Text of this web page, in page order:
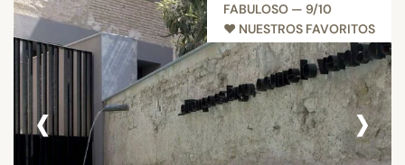
FABULOSO — 9/10
♥︎ NUESTROS FAVORITOS
‹ ›